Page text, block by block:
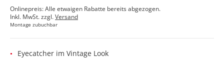
Onlinepreis: Alle etwaigen Rabatte bereits abgezogen.
Inkl. MwSt. zzgl.Versand
Montage zubuchbar
Eyecatcher im Vintage Look